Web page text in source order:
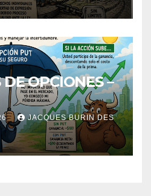
OPCIONES –
JACQUES BURIN DES